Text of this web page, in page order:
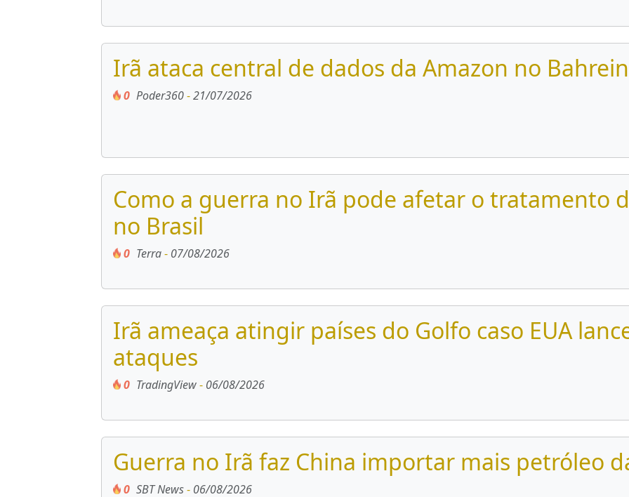
Irã ataca central de dados da Amazon no Bahrein
0 Poder360-21/07/2026
Como a guerra no Irã pode afetar o tratamento
no Brasil
0 Terra- 07/08/2026
Irã ameaça atingir países do Golfo caso EUA
ataques
0 TradingView- 06/08/2026
Guerra no Irã faz China importar mais petróleo
0 SBT News- 06/08/2026